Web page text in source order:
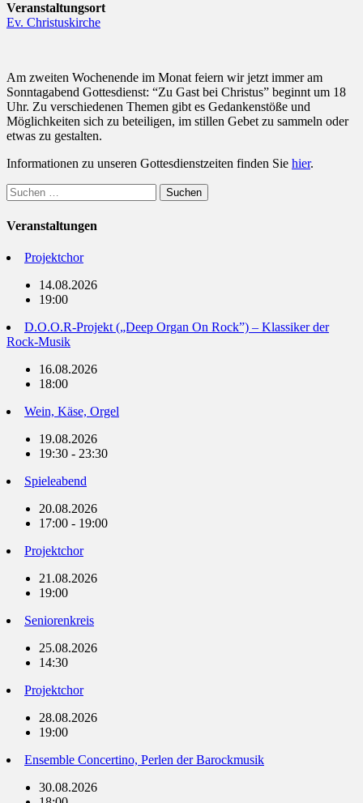
Veranstaltungsort
Ev. Christuskirche
Am zweiten Wochenende im Monat feiern wir jetzt immer am
Sonntagabend Gottesdienst: “Zu Gast bei Christus” beginnt um 18
Uhr. Zu verschiedenen Themen gibt es Gedankenstöße und
Möglichkeiten sich zu beteiligen, im stillen Gebet zu sammeln oder
etwas zu gestalten.
Informationen zu unseren Gottesdienstzeiten finden Sie hier.
Suchen
nach:
Veranstaltungen
Projektchor
14.08.2026
19:00
D.O.O.R-Projekt („Deep Organ On Rock”) – Klassiker der
Rock-Musik
16.08.2026
18:00
Wein, Käse, Orgel
19.08.2026
19:30 - 23:30
Spieleabend
20.08.2026
17:00 - 19:00
Projektchor
21.08.2026
19:00
Seniorenkreis
25.08.2026
14:30
Projektchor
28.08.2026
19:00
Ensemble Concertino, Perlen der Barockmusik
30.08.2026